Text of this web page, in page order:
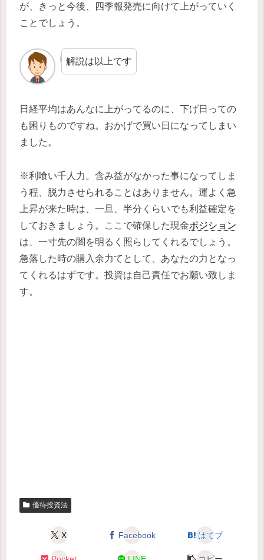
が、きっと今後、四季報発売に向けて上がっていく
ことでしょう。
解説は以上です
日経平均はあんなに上がってるのに、下げ日っての
も困りものですね。おかげで買い日になってしまい
ました。
※利喰い千人力。含み益がなかった事になってしま
う程、脱力させられることはありません。運よく急
上昇が来た時は、一旦、半分くらいでも利益確定を
しておきましょう。ここで確保した現金ポジション
は、一寸先の闇を明るく照らしてくれるでしょう。
急落した時の購入余力てとして、あなたの力となっ
てくれるはずです。投資は自己責任でお願い致しま
す。
優待投資法
X Facebook はてブ